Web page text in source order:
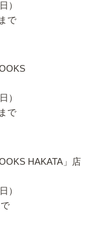
）
で
）
で
HAKATA」店
）